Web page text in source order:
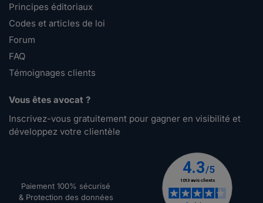
Principes éditoriaux
Codes et articles de loi
Forum
FAQ
Témoignages clients
Vous êtes avocat ?
Inscrivez-vous gratuitement pour gagner en visibilité et
développez votre clientèle
Paiement 100% sécurisé
& Protection des données